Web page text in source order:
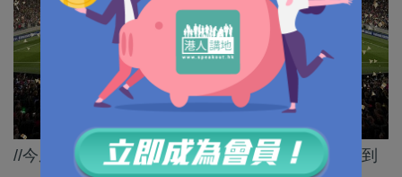
//今屆世界盃嘅中國元素無處不在，大家有冇留意到